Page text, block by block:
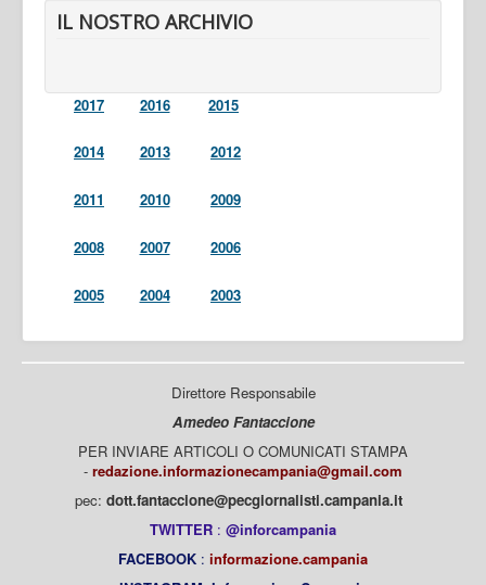
IL NOSTRO ARCHIVIO
2017 2016 2015
2014 2013 2012
2011 2010 2009
2008 2007 2006
2005 2004 2003
Direttore Responsabile
Amedeo Fantaccione
PER INVIARE ARTICOLI O COMUNICATI STAMPA
- redazione.informazionecampania@gmail.com
pec: dott.fantaccione@pecgiornalisti.campania.it
TWITTER : @inforcampania
FACEBOOK : informazione.campania